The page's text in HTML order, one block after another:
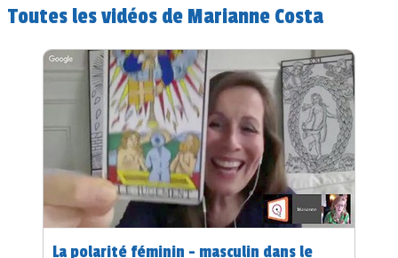
Toutes les vidéos de Marianne Costa
La polarité féminin - masculin dans le